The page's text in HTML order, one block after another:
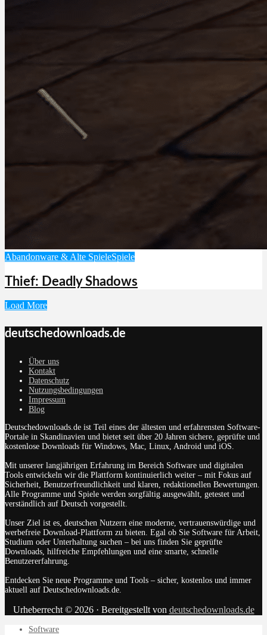
Abandonware & Alte SpieleSpiele
Thief: Deadly Shadows
Load More
deutschedownloads.de
Über uns
Kontakt
Datenschutz
Nutzungsbedingungen
Impressum
Blog
Deutschedownloads.de ist Teil eines der ältesten und erfahrensten Software-
Portale in Skandinavien und bietet seit über 20 Jahren sichere, geprüfte und
kostenlose Downloads für Windows, Mac, Linux, Android und iOS.
Mit unserer langjährigen Erfahrung im Bereich Software und digitalen
Tools entwickeln wir die Plattform kontinuierlich weiter – mit Fokus auf
Sicherheit, Benutzerfreundlichkeit und klaren, redaktionellen Bewertungen.
Alle Programme und Spiele werden sorgfältig ausgewählt, getestet und
verständlich auf Deutsch vorgestellt.
Unser Ziel ist es, deutschen Nutzern eine moderne, vertrauenswürdige und
werbefreie Download-Plattform zu bieten. Egal ob Sie Software für Arbeit,
Studium oder Unterhaltung suchen – bei uns finden Sie geprüfte
Downloads, hilfreiche Empfehlungen und eine smarte, schnelle
Benutzererfahrung.
Entdecken Sie neue Programme und Tools – sicher, kostenlos und immer
aktuell auf Deutschedownloads.de.
Urheberrecht © 2026 · Bereitgestellt von deutschedownloads.de
Software